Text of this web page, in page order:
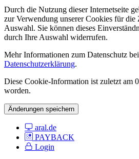
Durch die Nutzung dieser Internetseite
zur Verwendung unserer Cookies für die
Auswahl. Sie können dieses
durch Ihre Auswahl widerrufen.
Mehr Informationen zum Datenschutz
Datenschutzerklärung.
Diese Cookie-Information ist zuletzt am
worden.
Änderungen speichern
aral.de
PAYBACK
Login